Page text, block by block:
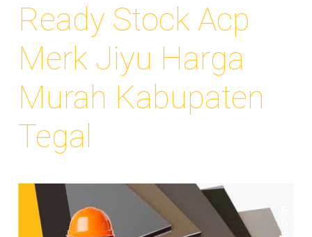
Ready Stock Acp
Merk Jiyu Harga
Murah Kabupaten
Tegal